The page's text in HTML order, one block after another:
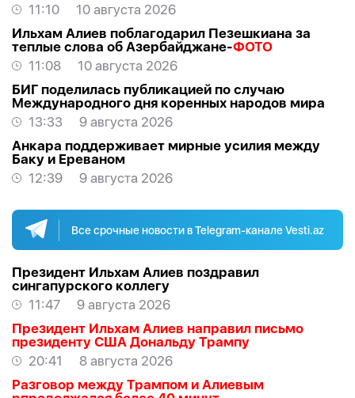
11:10
10 августа 2026
Ильхам Алиев поблагодарил Пезешкиана за
теплые слова об Азербайджане-ФОТО
11:08
10 августа 2026
БИГ поделилась публикацией по случаю
Международного дня коренных народов мира
13:33
9 августа 2026
Анкара поддерживает мирные усилия между
Баку и Ереваном
12:39
9 августа 2026
Все срочные новости в Telegram-канале Vesti.az
Президент Ильхам Алиев поздравил
сингапурского коллегу
11:47
9 августа 2026
Президент Ильхам Алиев направил письмо
президенту США Дональду Трампу
20:41
8 августа 2026
Разговор между Трампом и Алиевым